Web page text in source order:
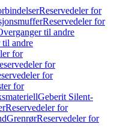
Reservedeler for
Reservedeler for
til andre
til andre
for
for
for
for
Geberit Silent-
Reservedeler for
GrenrørReservedeler for